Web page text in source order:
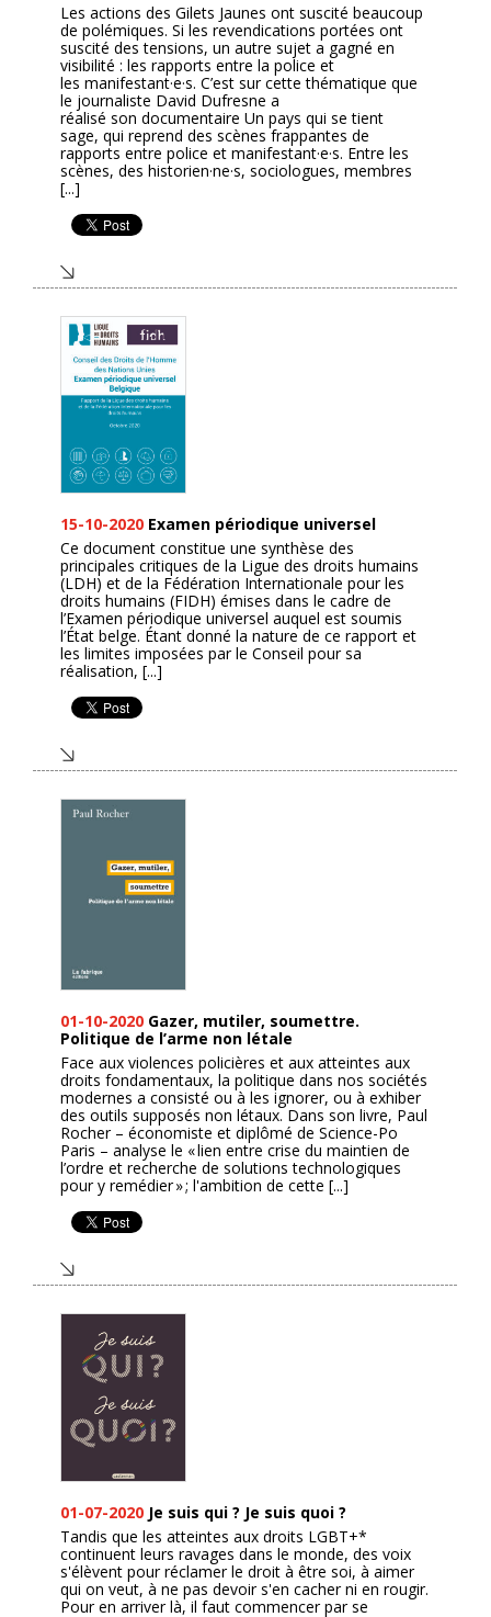
Les actions des Gilets Jaunes ont suscité beaucoup
de polémiques. Si les revendications portées ont
suscité des tensions, un autre sujet a gagné en
visibilité : les rapports entre la police et
les manifestant·e·s. C’est sur cette thématique que
le journaliste David Dufresne a
réalisé son documentaire Un pays qui se tient
sage, qui reprend des scènes frappantes de
rapports entre police et manifestant·e·s. Entre les
scènes, des historien·ne·s, sociologues, membres
[...]
15-10-2020 Examen périodique universel
Ce document constitue une synthèse des
principales critiques de la Ligue des droits humains
(LDH) et de la Fédération Internationale pour les
droits humains (FIDH) émises dans le cadre de
l’Examen périodique universel auquel est soumis
l’État belge. Étant donné la nature de ce rapport et
les limites imposées par le Conseil pour sa
réalisation, [...]
01-10-2020 Gazer, mutiler, soumettre.
Politique de l’arme non létale
Face aux violences policières et aux atteintes aux
droits fondamentaux, la politique dans nos sociétés
modernes a consisté ou à les ignorer, ou à exhiber
des outils supposés non létaux. Dans son livre, Paul
Rocher – économiste et diplômé de Science-Po
Paris – analyse le « lien entre crise du maintien de
l’ordre et recherche de solutions technologiques
pour y remédier » ; l'ambition de cette [...]
01-07-2020 Je suis qui ? Je suis quoi ?
Tandis que les atteintes aux droits LGBT+*
continuent leurs ravages dans le monde, des voix
s'élèvent pour réclamer le droit à être soi, à aimer
qui on veut, à ne pas devoir s'en cacher ni en rougir.
Pour en arriver là, il faut commencer par se